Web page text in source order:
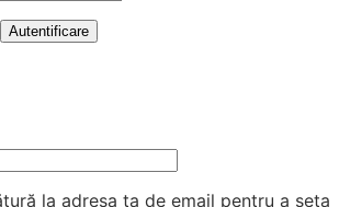
Autentificare
la adresa ta de email pentru a seta